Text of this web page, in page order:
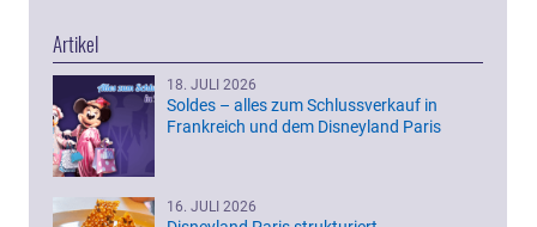
Artikel
18. JULI 2026
Soldes – alles zum Schlussverkauf in
Frankreich und dem Disneyland Paris
16. JULI 2026